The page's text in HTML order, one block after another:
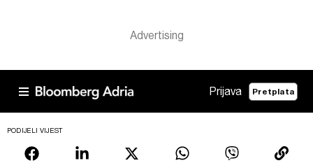
Prijava Pretplata
PODIJELI VIJEST